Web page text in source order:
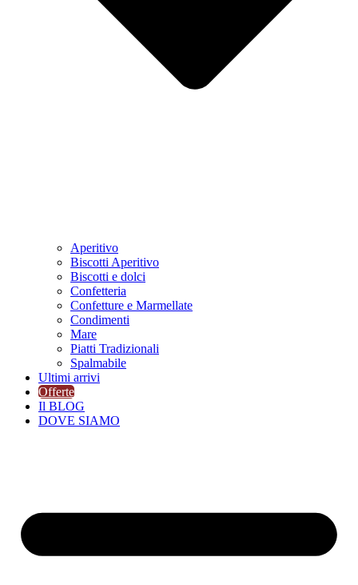
Aperitivo
Biscotti Aperitivo
Biscotti e dolci
Confetteria
Confetture e Marmellate
Condimenti
Mare
Piatti Tradizionali
Spalmabile
Ultimi arrivi
Offerte
Il BLOG
DOVE SIAMO